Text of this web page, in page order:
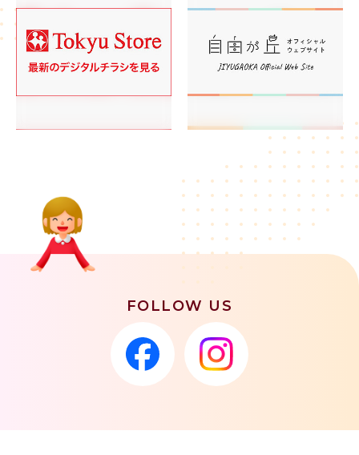
FOLLOW US